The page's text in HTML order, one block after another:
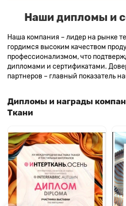
Наши дипломы и
Наша компания – лидер на рынке
гордимся высоким качеством
профессионализмом, что
дипломами и сертификатами.
партнеров – главный показатель
Дипломы и награды
Ткани